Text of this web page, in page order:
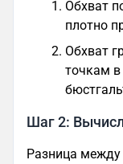
Обхват
плотно
Обхват
точкам
Шаг 2:
Разница